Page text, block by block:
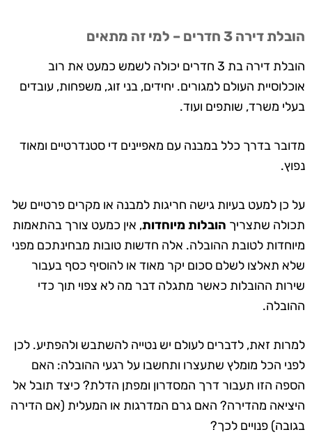
הובלת דירה 3 חדרים – למי זה מתאים
הובלת דירה בת 3 חדרים יכולה לשמש כמעט את רוב
אוכלוסיית העולם למגורים. יחידים, בני זוג, משפחות, עובדים
בעלי משרד, שותפים ועוד.
מדובר בדרך כלל במבנה עם מאפיינים די סטנדרטיים ומאוד
נפוץ.
על כן למעט בעיות גישה חריגות למבנה או מקרים פרטיים של
תכולה שתצריך הובלות מיוחדות, אין כמעט צורך בהתאמות
מיוחדות לטובת ההובלה. אלה חדשות טובות מבחינתכם מפני
שלא תאלצו לשלם סכום יקר מאוד או להוסיף כסף בעבור
שירות ההובלות כאשר מתגלה דבר מה לא צפוי תוך כדי
ההובלה.
למרות זאת, לדברים לעולם יש נטייה להשתבש ולהפתיע. לכן
לפני הכל מומלץ שתעצרו ותחשבו על רגעי ההובלה: האם
הספה הזו תעבור דרך המסדרון ומפתן הדלת? כיצד תובל אל
היציאה מהדירה? האם גרם המדרגות או המעלית (אם הדירה
בגובה) פנויים לכך?